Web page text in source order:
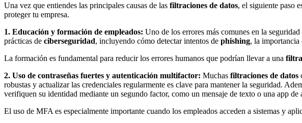
Una vez que entiendes las principales causas de las filtraciones de datos, el siguiente paso
proteger tu empresa.
1. Educación y formación de empleados: Uno de los errores más comunes en la
prácticas de ciberseguridad, incluyendo cómo detectar intentos de phishing, la importancia
La formación es fundamental para reducir los errores humanos que podrían llevar a una
2. Uso de contraseñas fuertes y autenticación multifactor: Muchas filtraciones de datos
robustas y actualizar las credenciales regularmente es clave para mantener la seguridad.
verifiquen su identidad mediante un segundo factor, como un mensaje de texto o una app de
El uso de MFA es especialmente importante cuando los empleados acceden a sistemas y